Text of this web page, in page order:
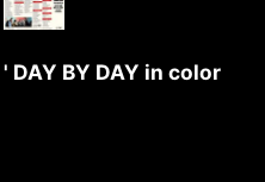
' DAY BY DAY in color